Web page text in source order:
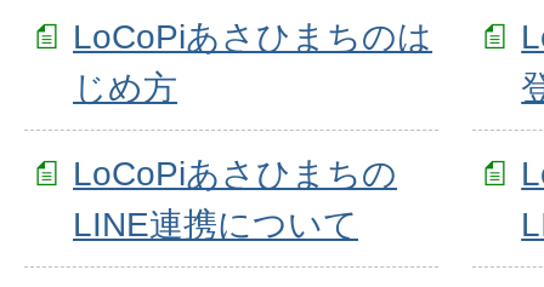
LoCoPiあさひまちのは
じめ方
LoCoPiあさひまちの
LINE連携について